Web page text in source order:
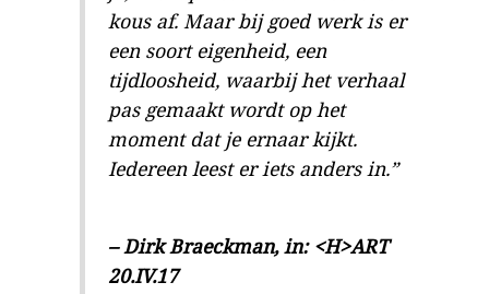
kous af. Maar bij goed werk is er
een soort eigenheid, een
tijdloosheid, waarbij het verhaal
pas gemaakt wordt op het
moment dat je ernaar kijkt.
Iedereen leest er iets anders in.”
– Dirk Braeckman, in: <H>ART
20.IV.17